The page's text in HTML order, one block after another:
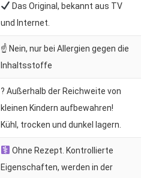
Das Original, bekannt aus TV
und Internet.
☝ Nein, nur bei Allergien gegen die
Inhaltsstoffe
? Außerhalb der Reichweite von
kleinen Kindern aufbewahren!
Kühl, trocken und dunkel lagern.
Ohne Rezept. Kontrollierte
Eigenschaften, werden in der